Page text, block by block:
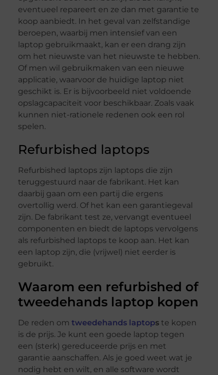
eventueel repareert en ze dan met garantie te
koop aanbiedt. In het geval van zelfstandige
beroepen, waarbij men intensief van een
laptop gebruikmaakt, kan er een drang zijn
om het nieuwste van het nieuwste te hebben.
Of men wil gebruikmaken van een nieuwe
applicatie, waarvoor de huidige laptop niet
geschikt is. Er is bijvoorbeeld niet voldoende
opslagcapaciteit voor beschikbaar. Zoals vaak
kunnen niet-rationele redenen ook een rol
spelen.
Refurbished laptops
Refurbished laptops zijn laptops die zijn
teruggestuurd naar de fabrikant. Het kan
daarbij gaan om een partij die ergens
overtollig werd. Of het kan een garantiegeval
zijn. De fabrikant test ze, vervangt eventueel
componenten en biedt de laptops vervolgens
als refurbished laptops te koop aan. Het kan
een laptop zijn, die (vrijwel) niet eerder is
gebruikt.
Waarom een refurbished of
tweedehands laptop kopen
De reden om tweedehands laptopste kopen
is de prijs. Je kunt een goede laptop tegen
een (sterk) gereduceerde prijs en met
garantie aanschaffen. Als je goed weet wat je
nodig hebt en wilt, en alle software wordt